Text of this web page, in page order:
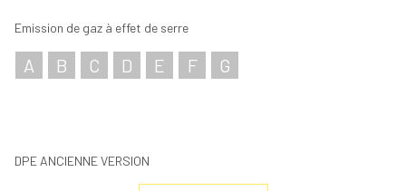
Emission de gaz à effet de serre
A B C D E F G
DPE ANCIENNE VERSION